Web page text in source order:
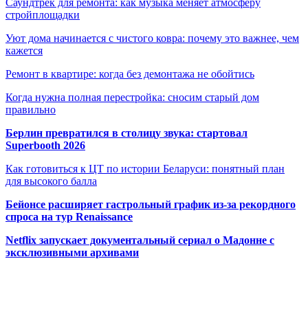
Саундтрек для ремонта: как музыка меняет атмосферу
стройплощадки
Уют дома начинается с чистого ковра: почему это важнее, чем
кажется
Ремонт в квартире: когда без демонтажа не обойтись
Когда нужна полная перестройка: сносим старый дом
правильно
Берлин превратился в столицу звука: стартовал
Superbooth 2026
Как готовиться к ЦТ по истории Беларуси: понятный план
для высокого балла
Бейонсе расширяет гастрольный график из-за рекордного
спроса на тур Renaissance
Netflix запускает документальный сериал о Мадонне с
эксклюзивными архивами